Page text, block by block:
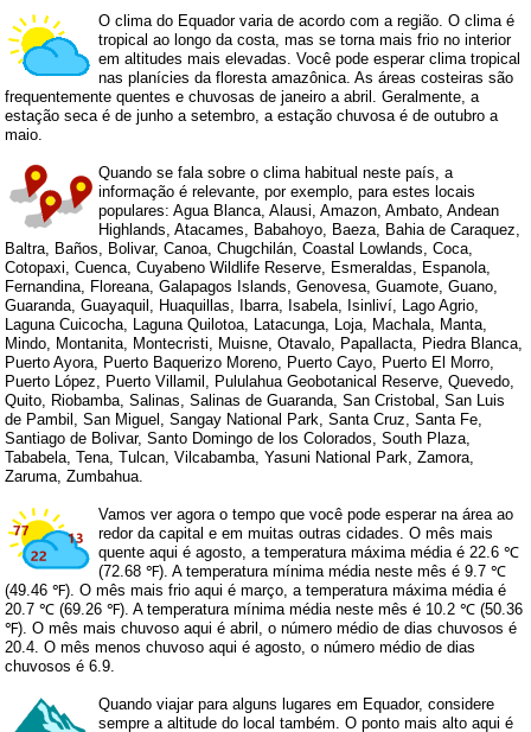
O clima do Equador varia de acordo com a região. O clima é
tropical ao longo da costa, mas se torna mais frio no interior
em altitudes mais elevadas. Você pode esperar clima tropical
nas planícies da floresta amazônica. As áreas costeiras são
frequentemente quentes e chuvosas de janeiro a abril. Geralmente, a
estação seca é de junho a setembro, a estação chuvosa é de outubro a
maio.
Quando se fala sobre o clima habitual neste país, a
informação é relevante, por exemplo, para estes locais
populares: Agua Blanca, Alausi, Amazon, Ambato, Andean
Highlands, Atacames, Babahoyo, Baeza, Bahia de Caraquez,
Baltra, Baños, Bolivar, Canoa, Chugchilán, Coastal Lowlands, Coca,
Cotopaxi, Cuenca, Cuyabeno Wildlife Reserve, Esmeraldas, Espanola,
Fernandina, Floreana, Galapagos Islands, Genovesa, Guamote, Guano,
Guaranda, Guayaquil, Huaquillas, Ibarra, Isabela, Isinliví, Lago Agrio,
Laguna Cuicocha, Laguna Quilotoa, Latacunga, Loja, Machala, Manta,
Mindo, Montanita, Montecristi, Muisne, Otavalo, Papallacta, Piedra Blanca,
Puerto Ayora, Puerto Baquerizo Moreno, Puerto Cayo, Puerto El Morro,
Puerto López, Puerto Villamil, Pululahua Geobotanical Reserve, Quevedo,
Quito, Riobamba, Salinas, Salinas de Guaranda, San Cristobal, San Luis
de Pambil, San Miguel, Sangay National Park, Santa Cruz, Santa Fe,
Santiago de Bolivar, Santo Domingo de los Colorados, South Plaza,
Tababela, Tena, Tulcan, Vilcabamba, Yasuni National Park, Zamora,
Zaruma, Zumbahua.
Vamos ver agora o tempo que você pode esperar na área ao
redor da capital e em muitas outras cidades. O mês mais
quente aqui é agosto, a temperatura máxima média é 22.6 ℃
(72.68 ℉). A temperatura mínima média neste mês é 9.7 ℃
(49.46 ℉). O mês mais frio aqui é março, a temperatura máxima média é
20.7 ℃ (69.26 ℉). A temperatura mínima média neste mês é 10.2 ℃ (50.36
℉). O mês mais chuvoso aqui é abril, o número médio de dias chuvosos é
20.4. O mês menos chuvoso aqui é agosto, o número médio de dias
chuvosos é 6.9.
Quando viajar para alguns lugares em Equador, considere
sempre a altitude do local também. O ponto mais alto aqui é